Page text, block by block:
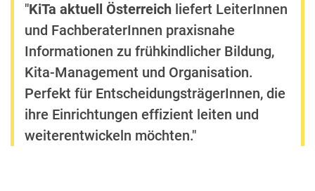
"KiTa aktuell Österreich liefert LeiterInnen
und FachberaterInnen praxisnahe
Informationen zu frühkindlicher Bildung,
Kita-Management und Organisation.
Perfekt für EntscheidungsträgerInnen, die
ihre Einrichtungen effizient leiten und
weiterentwickeln möchten."